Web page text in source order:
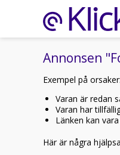
Annonsen
Exempel på orsaker:
Varan är redan
Varan har
Länken kan
Här är några